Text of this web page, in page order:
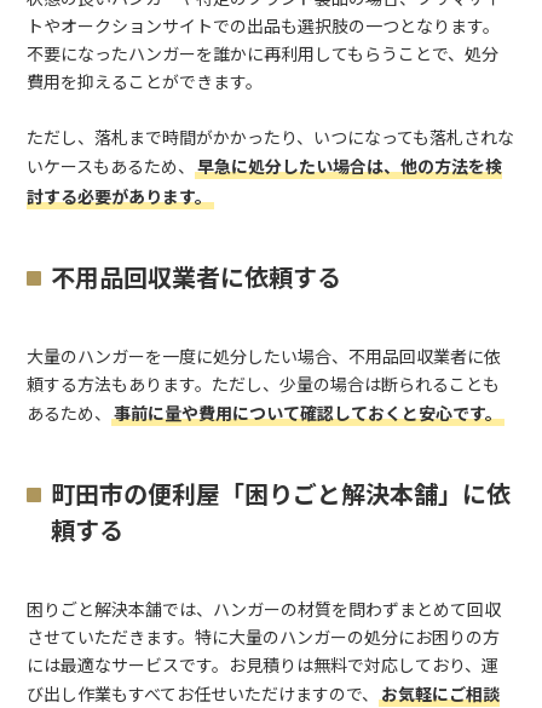
トやオークションサイトでの出品も選択肢の一つとなります。
不要になったハンガーを誰かに再利用してもらうことで、処分
費用を抑えることができます。
ただし、落札まで時間がかかったり、いつになっても落札されな
いケースもあるため、早急に処分したい場合は、他の方法を検
討する必要があります。
不用品回収業者に依頼する
大量のハンガーを一度に処分したい場合、不用品回収業者に依
頼する方法もあります。ただし、少量の場合は断られることも
あるため、事前に量や費用について確認しておくと安心です。
町田市の便利屋「困りごと解決本舗」に依
頼する
困りごと解決本舗では、ハンガーの材質を問わずまとめて回収
させていただきます。特に大量のハンガーの処分にお困りの方
には最適なサービスです。お見積りは無料で対応しており、運
び出し作業もすべてお任せいただけますので、お気軽にご相談